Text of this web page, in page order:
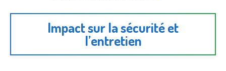
Impact sur la sécurité et
l’entretien